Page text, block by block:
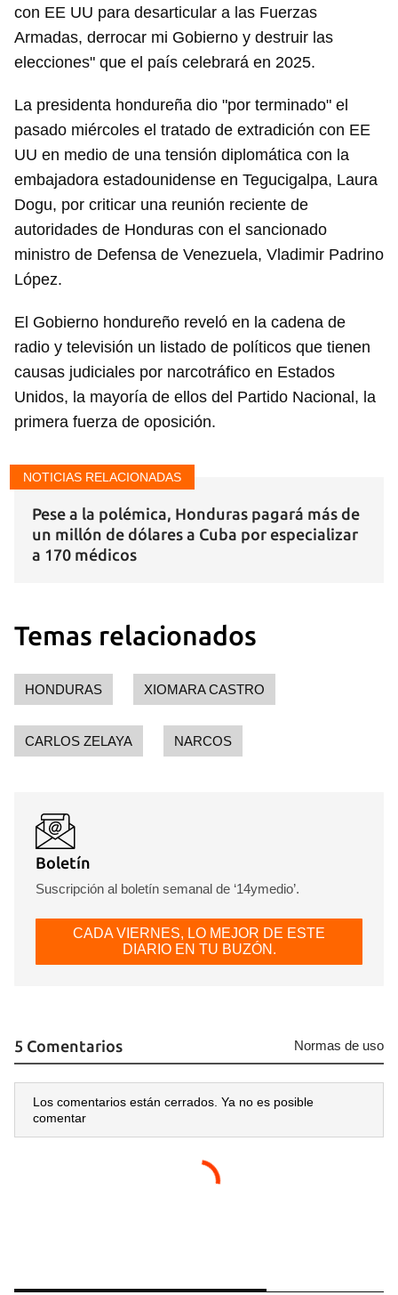
Guardar como favorito
Para poder guardar como favorito, primero has de
iniciar sesión con tu cuenta de 14ymedio.
INICIAR SESIÓN CANCELAR
con EE UU para desarticular a las Fuerzas
Armadas, derrocar mi Gobierno y destruir las
elecciones" que el país celebrará en 2025.
La presidenta hondureña dio "por terminado" el
pasado miércoles el tratado de extradición con EE
UU en medio de una tensión diplomática con la
embajadora estadounidense en Tegucigalpa, Laura
Dogu, por criticar una reunión reciente de
autoridades de Honduras con el sancionado
ministro de Defensa de Venezuela, Vladimir Padrino
López.
El Gobierno hondureño reveló en la cadena de
radio y televisión un listado de políticos que tienen
causas judiciales por narcotráfico en Estados
Unidos, la mayoría de ellos del Partido Nacional, la
primera fuerza de oposición.
NOTICIAS RELACIONADAS
Pese a la polémica, Honduras pagará más de
un millón de dólares a Cuba por especializar
a 170 médicos
Temas relacionados
HONDURAS XIOMARA CASTRO
CARLOS ZELAYA NARCOS
Boletín
Suscripción al boletín semanal de ‘14ymedio’.
CADA VIERNES, LO MEJOR DE ESTE
DIARIO EN TU BUZÓN.
5 Comentarios Normas de uso
Los comentarios están cerrados. Ya no es posible
comentar